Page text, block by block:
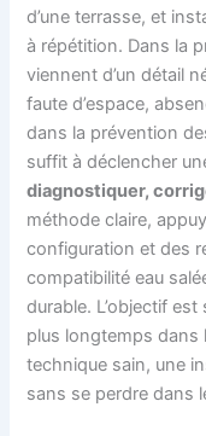
d’une terrasse, et
à répétition. Dans la
viennent d’un détail
faute d’espace,
dans la prévention
suffit à déclencher
diagnostiquer,
méthode claire,
configuration et des
compatibilité eau
durable. L’objectif
plus longtemps dans
technique sain, une
sans se perdre dans